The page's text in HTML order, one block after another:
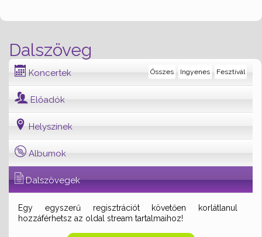
Dalszöveg
Koncertek Fesztivál
Ingyenes
Összes
Előadók
Helyszínek
Albumok
Dalszövegek
Egy egyszerű regisztrációt követően korlátlanul
hozzáférhetsz az oldal stream tartalmaihoz!